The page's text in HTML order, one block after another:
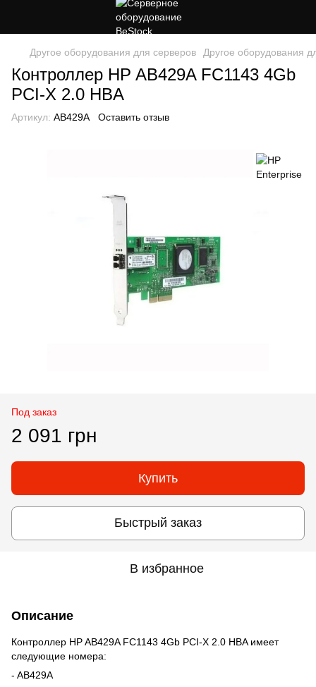
Другое оборудования для серверов Другое оборудования
Контроллер HP AB429A FC1143 4Gb
PCI-X 2.0 HBA
Артикул: AB429A Оставить отзыв
Под заказ
2 091 грн
Купить
Быстрый заказ
В избранное
Описание
Контроллер HP AB429A FC1143 4Gb PCI-X 2.0 HBA имеет
следующие номера:
- AB429A